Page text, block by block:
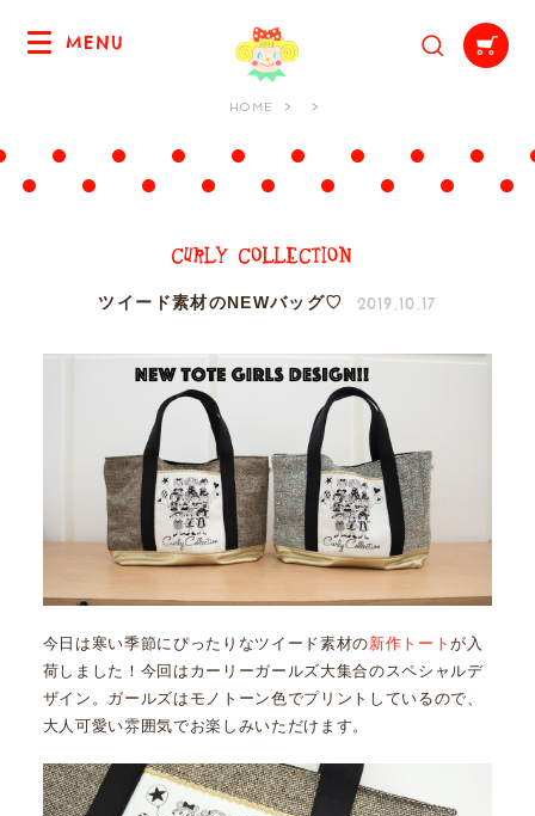
MENU
HOME
ツイード素材のNEWバッグ♡ 2019.10.17
今日は寒い季節にぴったりなツイード素材の新作トートが入
荷しました！今回はカーリーガールズ大集合のスペシャルデ
ザイン。ガールズはモノトーン色でプリントしているので、
大人可愛い雰囲気でお楽しみいただけます。